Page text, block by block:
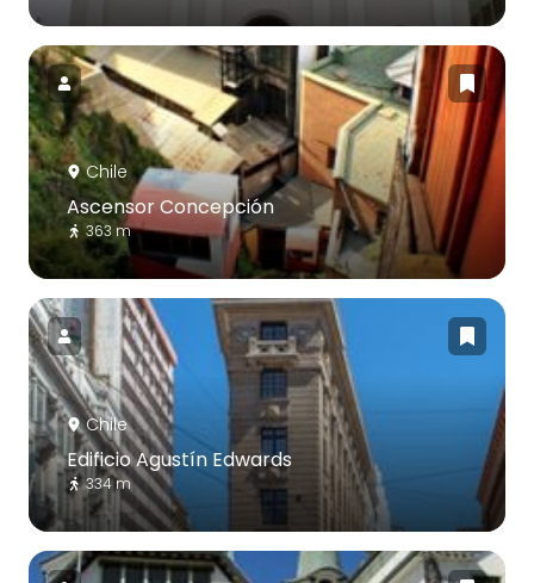
Chile
Ascensor Concepción
363 m
Chile
Edificio Agustín Edwards
334 m